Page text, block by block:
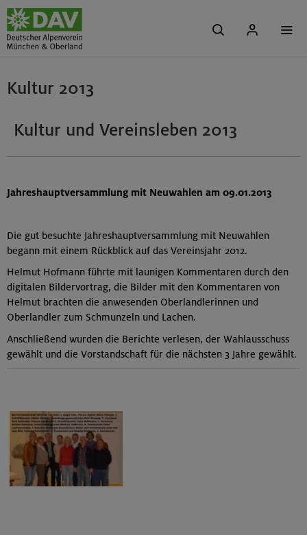
Kultur 2013
Kultur und Vereinsleben 2013
Jahreshauptversammlung mit Neuwahlen am 09.01.2013
Die gut besuchte Jahreshauptversammlung mit Neuwahlen
begann mit einem Rückblick auf das Vereinsjahr 2012.
Helmut Hofmann führte mit launigen Kommentaren durch den
digitalen Bildervortrag, die Bilder mit den Kommentaren von
Helmut brachten die anwesenden Oberlandlerinnen und
Oberlandler zum Schmunzeln und Lachen.
Anschließend wurden die Berichte verlesen, der Wahlausschuss
gewählt und die Vorstandschaft für die nächsten 3 Jahre gewählt.